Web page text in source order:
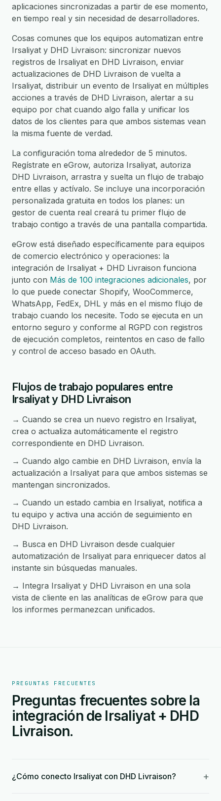
aplicaciones sincronizadas a partir de ese momento,
en tiempo real y sin necesidad de desarrolladores.
Cosas comunes que los equipos automatizan entre
Irsaliyat y DHD Livraison: sincronizar nuevos
registros de Irsaliyat en DHD Livraison, enviar
actualizaciones de DHD Livraison de vuelta a
Irsaliyat, distribuir un evento de Irsaliyat en múltiples
acciones a través de DHD Livraison, alertar a su
equipo por chat cuando algo falla y unificar los
datos de los clientes para que ambos sistemas vean
la misma fuente de verdad.
La configuración toma alrededor de 5 minutos.
Regístrate en eGrow, autoriza Irsaliyat, autoriza
DHD Livraison, arrastra y suelta un flujo de trabajo
entre ellas y actívalo. Se incluye una incorporación
personalizada gratuita en todos los planes: un
gestor de cuenta real creará tu primer flujo de
trabajo contigo a través de una pantalla compartida.
eGrow está diseñado específicamente para equipos
de comercio electrónico y operaciones: la
integración de Irsaliyat + DHD Livraison funciona
junto con Más de 100 integraciones adicionales, por
lo que puede conectar Shopify, WooCommerce,
WhatsApp, FedEx, DHL y más en el mismo flujo de
trabajo cuando los necesite. Todo se ejecuta en un
entorno seguro y conforme al RGPD con registros
de ejecución completos, reintentos en caso de fallo
y control de acceso basado en OAuth.
Flujos de trabajo populares entre
Irsaliyat y DHD Livraison
→ Cuando se crea un nuevo registro en Irsaliyat,
crea o actualiza automáticamente el registro
correspondiente en DHD Livraison.
→ Cuando algo cambie en DHD Livraison, envía la
actualización a Irsaliyat para que ambos sistemas se
mantengan sincronizados.
→ Cuando un estado cambia en Irsaliyat, notifica a
tu equipo y activa una acción de seguimiento en
DHD Livraison.
→ Busca en DHD Livraison desde cualquier
automatización de Irsaliyat para enriquecer datos al
instante sin búsquedas manuales.
→ Integra Irsaliyat y DHD Livraison en una sola
vista de cliente en las analíticas de eGrow para que
los informes permanezcan unificados.
PREGUNTAS FRECUENTES
Preguntas frecuentes sobre la
integración de Irsaliyat + DHD
Livraison.
¿Cómo conecto Irsaliyat con DHD Livraison? +